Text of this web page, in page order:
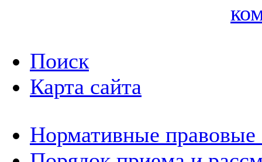
Поиск
Карта сайта
Нормативные правовые